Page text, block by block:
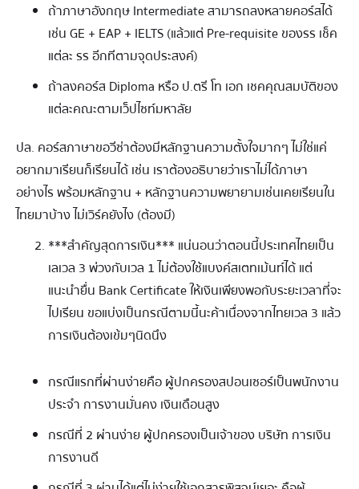
ถ้าภาษาอังกฤษ Intermediate สามารถลงหลายคอร์สได้
เช่น GE + EAP + IELTS (แล้วแต่ Pre-requisite ของรร เช็ค
แต่ละ รร อีกทีตามจุดประสงค์)
ถ้าลงคอร์ส Diploma หรือ ป.ตรี โท เอก เชคคุณสมบัติของ
แต่ละคณะตามเว็ปไซท์มหาลัย
ปล. คอร์สภาษาขอวีซ่าต้องมีหลักฐานความตั้งใจมากๆ ไม่ใช่แค่
อยากมาเรียนก็เรียนได้ เช่น เราต้องอธิบายว่าเราไม่ได้ภาษา
อย่างไร พร้อมหลักฐาน + หลักฐานความพยายามเช่นเคยเรียนใน
ไทยมาบ้าง ไม่เวิร์คยังไง (ต้องมี)
***สำคัญสุดการเงิน*** แน่นอนว่าตอนนี้ประเทศไทยเป็น
เลเวล 3 พ่วงกับเวล 1 ไม่ต้องใช้แบงค์สเตทเม้นท์ได้ แต่
แนะนำยื่น Bank Certificate ให้เงินเพียงพอกับระยะเวลาที่จะ
ไปเรียน ขอแบ่งเป็นกรณีตามนี้นะค้าเนื่องจากไทยเวล 3 แล้ว
การเงินต้องเข้มๆนิดนึง
กรณีแรกที่ผ่านง่ายคือ ผู้ปกครองสปอนเซอร์เป็นพนักงาน
ประจำ การงานมั่นคง เงินเดือนสูง
กรณีที่ 2 ผ่านง่าย ผู้ปกครองเป็นเจ้าของ บริษัท การเงิน
การงานดี